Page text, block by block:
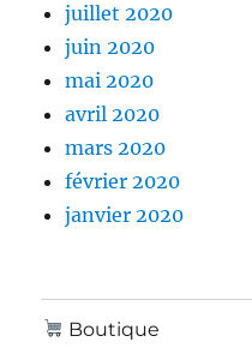
juillet 2020
juin 2020
mai 2020
avril 2020
mars 2020
février 2020
janvier 2020
Boutique